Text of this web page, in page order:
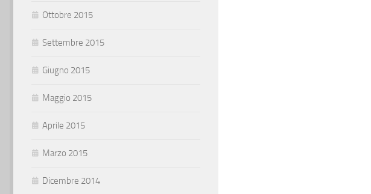
Ottobre 2015
Settembre 2015
Giugno 2015
Maggio 2015
Aprile 2015
Marzo 2015
Dicembre 2014